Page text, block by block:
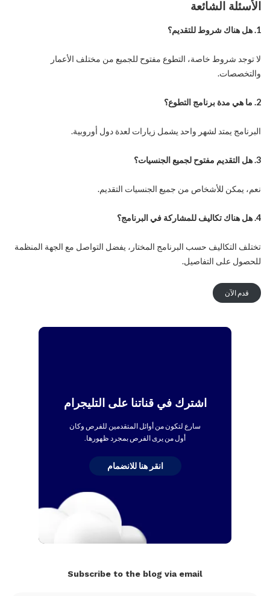
الأسئلة الشائعة
1. هل هناك شروط للتقديم؟
لا توجد شروط خاصة، التطوع مفتوح للجميع من مختلف الأعمار
والتخصصات.
2. ما هي مدة برنامج التطوع؟
البرنامج يمتد لشهر واحد يشمل زيارات لعدة دول أوروبية.
3. هل التقديم مفتوح لجميع الجنسيات؟
نعم، يمكن للأشخاص من جميع الجنسيات التقديم.
4. هل هناك تكاليف للمشاركة في البرنامج؟
تختلف التكاليف حسب البرنامج المختار، يفضل التواصل مع الجهة المنظمة
للحصول على التفاصيل.
قدم الآن
اشترك في قناتنا على التليجرام
سارع لتكون من أوائل المتقدمين للفرص وكان
أول من يرى الفرص بمجرد ظهورها.
انقر هنا للانضمام
Subscribe to the blog via email